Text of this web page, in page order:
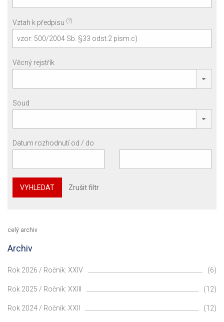
Vztah k předpisu (?)
Věcný rejstřík
Soud
Datum rozhodnutí od / do
VYHLEDAT Zrušit filtr
celý archiv
Archiv
Rok 2026 / Ročník: XXIV (6)
Rok 2025 / Ročník: XXIII (12)
Rok 2024 / Ročník: XXII (12)